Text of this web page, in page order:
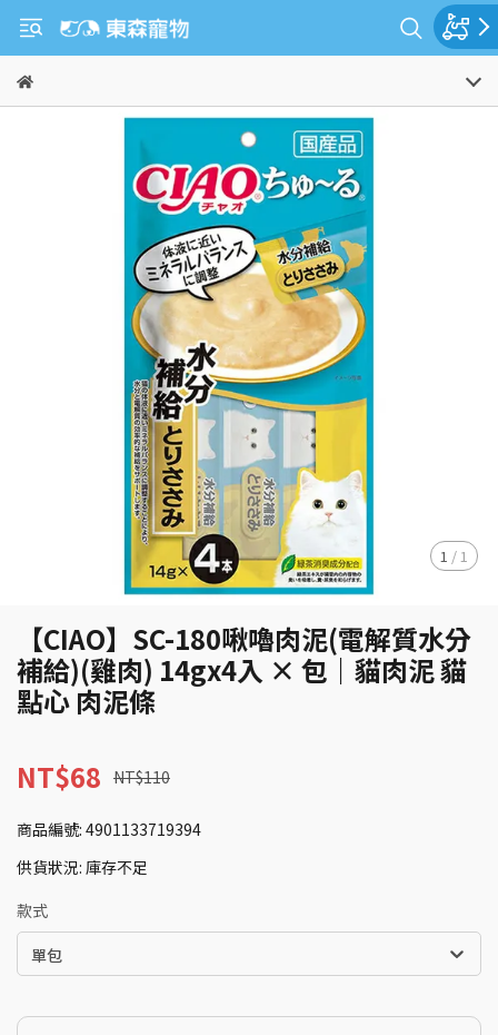
1 / 1
【CIAO】SC-180啾嚕肉泥(電解質水分
補給)(雞肉) 14gx4入 × 包｜貓肉泥 貓
點心 肉泥條
NT$68 NT$110
商品編號: 4901133719394
供貨狀況: 庫存不足
款式
單包